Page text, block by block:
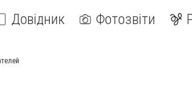
Довідник Фотозвіти